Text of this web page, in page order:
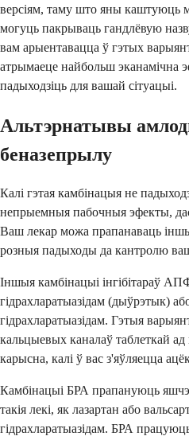
версіям, таму што яны каштуюць
могуць пакрываць гандлёвую
вам арыентавацца ў гэтых
атрымаеце найбольш эканамічна
падыходзіць для вашай сітуацыі.
Альтэрнатывы
беназепрылу
Калі гэтая камбінацыя не
непрыемныя пабочныя эфекты,
Ваш лекар можа прапанаваць
розныя падыходы да кантролю
Іншыя камбінацыі інгібітараў
гідрахларатыазідам (дыўрэтык)
гідрахларатыазідам. Гэтыя
кальцыевых каналаў таблеткай
карысна, калі ў вас з'яўляецца
Камбінацыі БРА прапануюць
такія лекі, як лазартан або
гідрахларатыазідам. БРА